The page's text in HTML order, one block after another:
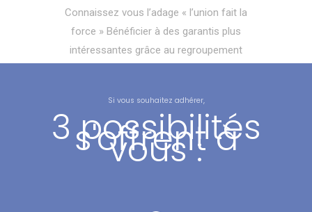
Connaissez vous l’adage « l’union fait la
force » Bénéficier à des garantis plus
intéressantes grâce au regroupement
Si vous souhaitez adhérer,
3 possibilités
s'offrent à
vous :